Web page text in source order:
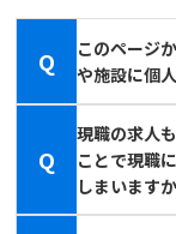
Q
このページ
や施設に個
Q
現職の求人
ことで現職
しまいます